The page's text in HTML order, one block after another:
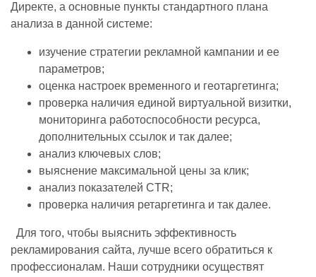
Директе, а основные пункты стандартного плана
анализа в данной системе:
изучение стратегии рекламной кампании и ее
параметров;
оценка настроек временного и геотаргетинга;
проверка наличия единой виртуальной визитки,
мониторинга работоспособности ресурса,
дополнительных ссылок и так далее;
анализ ключевых слов;
выяснение максимальной цены за клик;
анализ показателей CTR;
проверка наличия ретаргетинга и так далее.
Для того, чтобы выяснить эффективность
рекламирования сайта, лучше всего обратиться к
профессионалам. Наши сотрудники осуществят